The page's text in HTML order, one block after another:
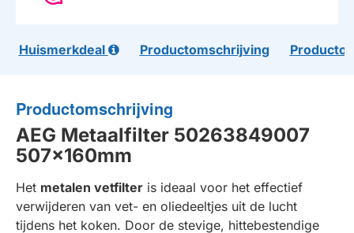
Huismerkdeal Productomschrijving
Productomschrijving
AEG Metaalfilter 50263849007
507x160mm
Het metalen vetfilter is ideaal voor het effectief
verwijderen van vet- en oliedeeltjes uit de lucht
tijdens het koken. Door de stevige, hittebestendige